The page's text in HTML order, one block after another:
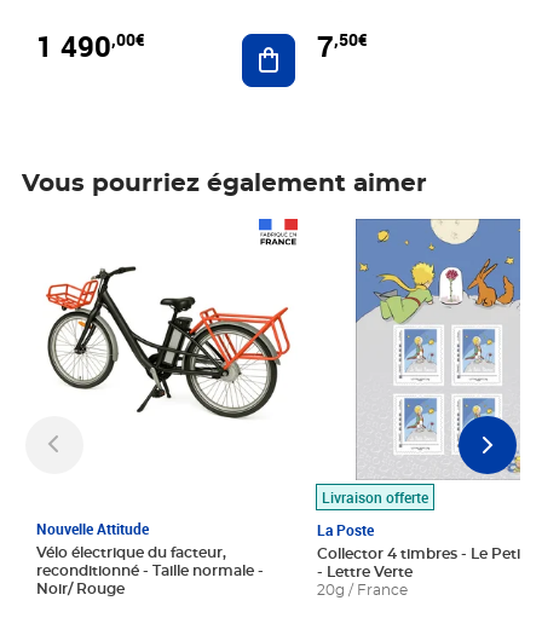
1 490,00€ Ajouter au panier
7,50€
Vous pourriez également aimer
Nouvelle Attitude
Vélo électrique du facteur,
reconditionné - Taille normale -
Noir/ Rouge
Livraison offerte
La Poste
Collector 4 timbres - Le Petit
- Lettre Verte
20g / France
Prix 7,50€